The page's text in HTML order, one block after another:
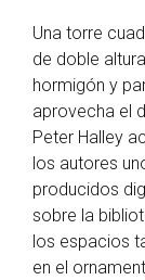
Una torre
de doble
hormigón y
aprovecha el
Peter Halley
los autores
producidos
sobre la
los espacios
en el